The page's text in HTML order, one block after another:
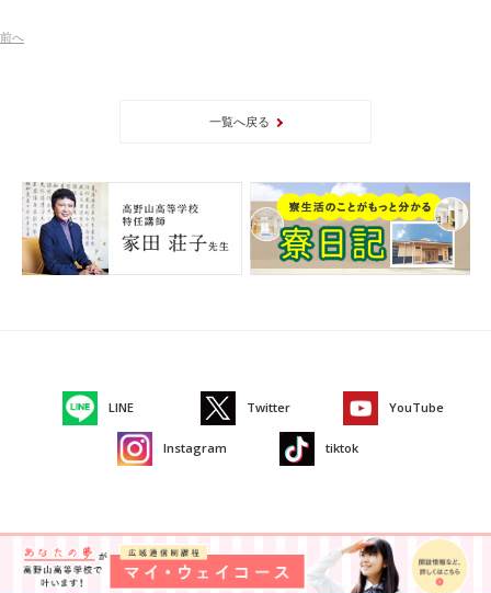
前へ
一覧へ戻る
LINE Twitter YouTube
Instagram tiktok